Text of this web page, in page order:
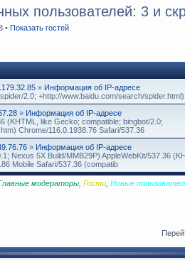
пользователей: 3 и
• Показать гостей
» Информация об IP-адресе
2.0; +http://www.baidu.com/search/spider.html)
» Информация об IP-адресе
(KHTML, like Gecko; compatible; bingbot/2.0;
Chrome/116.0.1938.76 Safari/537.36
» Информация об IP-адресе
Nexus 5X Build/MMB29P) AppleWebKit/537.36
Mobile Safari/537.36 (compatib
модераторы Гости Новые